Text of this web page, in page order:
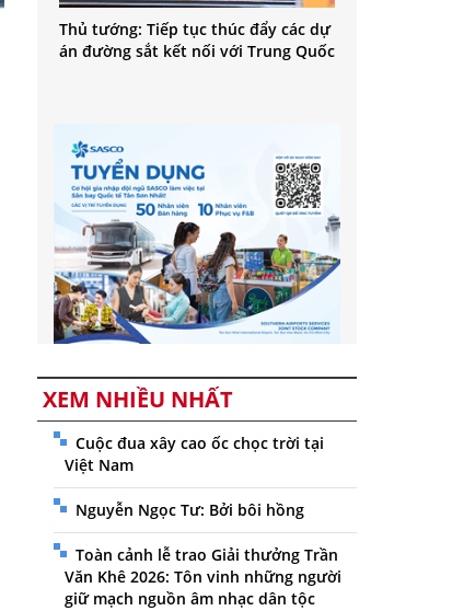
Thủ tướng: Tiếp tục thúc đẩy các dự
án đường sắt kết nối với Trung Quốc
XEM NHIỀU NHẤT
Cuộc đua xây cao ốc chọc trời tại
Việt Nam
Nguyễn Ngọc Tư: Bởi bôi hồng
Toàn cảnh lễ trao Giải thưởng Trần
Văn Khê 2026: Tôn vinh những người
giữ mạch nguồn âm nhạc dân tộc